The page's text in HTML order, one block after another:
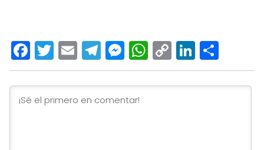
Facebook
Twitter
EmailTelegram
Messenger
WhatsApp
Copy
Link